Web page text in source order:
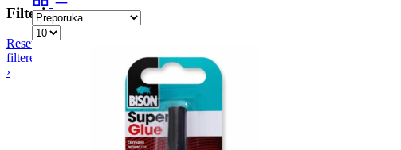
Filteri
Resetiraj
filtere
›